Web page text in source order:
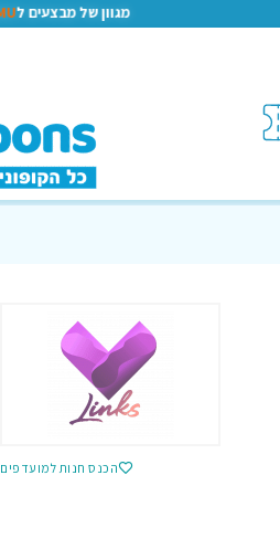
מגוון של מבצעים לTEMU-טמו
הכנס חנות למועדפים